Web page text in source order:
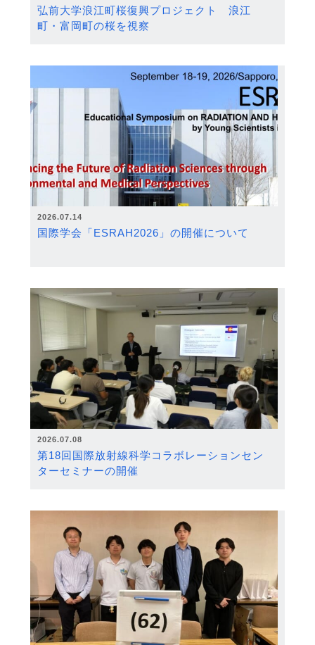
弘前大学浪江町桜復興プロジェクト 浪江
町・富岡町の桜を視察
2026.07.14
国際学会「ESRAH2026」の開催について
2026.07.08
第18回国際放射線科学コラボレーションセン
ターセミナーの開催